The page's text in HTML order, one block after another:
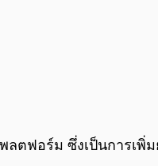
ลตฟอร์ม ซึ่งเป็นการเ